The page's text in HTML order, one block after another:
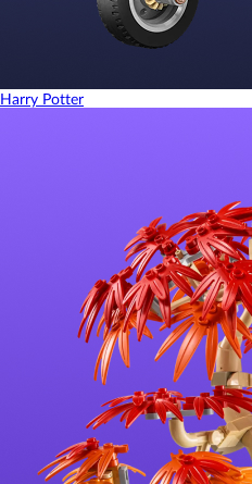
Harry Potter